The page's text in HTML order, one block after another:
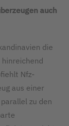
auch
die
Nfz-
aus einer
zu den